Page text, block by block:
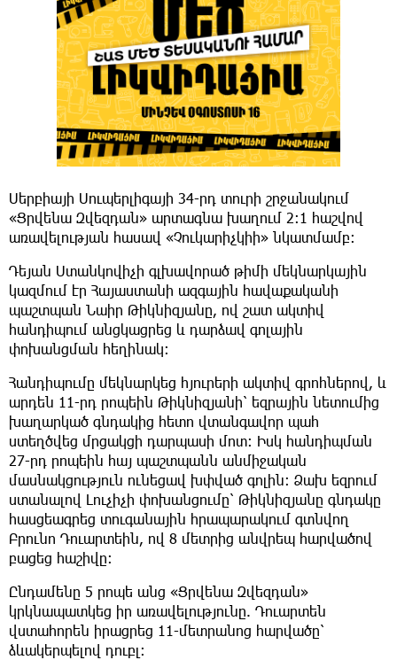
Սերբիայի Սուպերլիգայի 34-րդ տուրի շրջանակում
«Ցրվենա Զվեզդան» արտագնա խաղում 2:1 հաշվով
առավելության հասավ «Չուկարիչկիի» նկատմամբ:
Դեյան Ստանկովիչի գլխավորած թիմի մեկնարկային
կազմում էր Հայաստանի ազգային հավաքականի
պաշտպան Նաիր Թիկնիզյանը, ով շատ ակտիվ
հանդիպում անցկացրեց և դարձավ գոլային
փոխանցման հեղինակ։
Հանդիպումը մեկնարկեց հյուրերի ակտիվ գրոհներով, և
արդեն 11-րդ րոպեին Թիկնիզյանի՝ եզրային նետումից
խաղարկած գնդակից հետո վտանգավոր պահ
ստեղծվեց մրցակցի դարպասի մոտ։ Իսկ հանդիպման
27-րդ րոպեին հայ պաշտպանն անմիջական
մասնակցություն ունեցավ խփված գոլին: Ձախ եզրում
ստանալով Լուչիչի փոխանցումը՝ Թիկնիզյանը գնդակը
հասցեագրեց տուգանային հրապարակում գտնվող
Բրունո Դուարտեին, ով 8 մետրից անվրեպ հարվածով
բացեց հաշիվը:
Ընդամենը 5 րոպե անց «Ցրվենա Զվեզդան»
կրկնապատկեց իր առավելությունը. Դուարտեն
վստահորեն իրացրեց 11-մետրանոց հարվածը՝
ձևակերպելով դուբլ։